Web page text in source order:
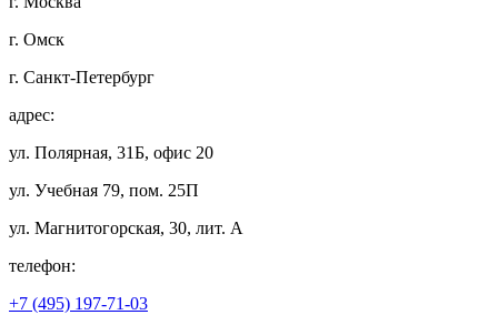
г. Омск
г. Санкт-Петербург
адрес:
ул. Полярная, 31Б, офис 20
ул. Учебная 79, пом. 25П
ул. Магнитогорская, 30, лит. А
телефон:
+7 (495) 197-71-03